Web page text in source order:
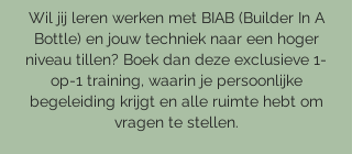
Wil jij leren werken met BIAB (Builder In A
Bottle) en jouw techniek naar een hoger
niveau tillen? Boek dan deze exclusieve 1-
op-1 training, waarin je persoonlijke
begeleiding krijgt en alle ruimte hebt om
vragen te stellen.